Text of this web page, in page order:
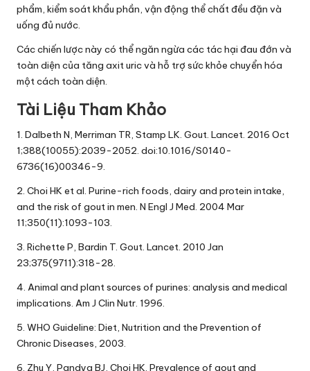
phẩm, kiểm soát khẩu phần, vận động thể chất đều đặn và
uống đủ nước.
Các chiến lược này có thể ngăn ngừa các tác hại đau đớn và
toàn diện của tăng axit uric và hỗ trợ sức khỏe chuyển hóa
một cách toàn diện.
Tài Liệu Tham Khảo
1. Dalbeth N, Merriman TR, Stamp LK. Gout. Lancet. 2016 Oct
1;388(10055):2039-2052. doi:10.1016/S0140-
6736(16)00346-9.
2. Choi HK et al. Purine-rich foods, dairy and protein intake,
and the risk of gout in men. N Engl J Med. 2004 Mar
11;350(11):1093-103.
3. Richette P, Bardin T. Gout. Lancet. 2010 Jan
23;375(9711):318-28.
4. Animal and plant sources of purines: analysis and medical
implications. Am J Clin Nutr. 1996.
5. WHO Guideline: Diet, Nutrition and the Prevention of
Chronic Diseases, 2003.
6. Zhu Y, Pandya BJ, Choi HK. Prevalence of gout and